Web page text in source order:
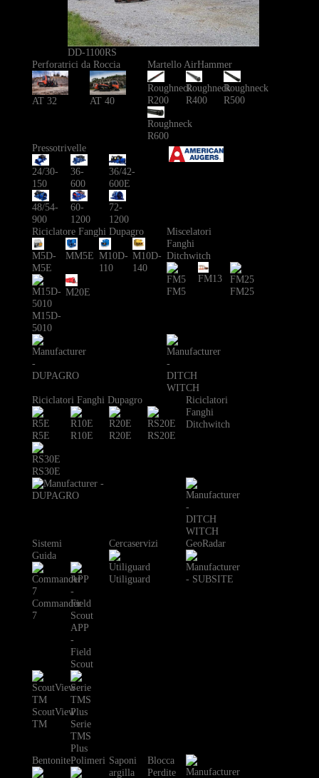
DD-1100RS
Perforatrici da Roccia
AT 32 AT 40
Martello AirHammer
Roughneck
R200
Roughneck
R400
Roughneck
R500
Roughneck
R600
Pressotrivelle
24/30-
150
36-
600
36/42-
600E
48/54-
900
60-
1200
72-
1200
Riciclatore Fanghi Dupagro
M5D-
M5E
MM5E M10D-
110
M10D-
140
M15D-
5010
M20E
Miscelatori
Fanghi
Ditchwitch
FM5
FM13
FM25
Riciclatori Fanghi Dupagro
R5E R10E R20E RS20E
RS30E
Riciclatori
Fanghi
Ditchwitch
Sistemi
Guida
Commander
7
APP
-
Field
Scout
ScoutView
TM
Serie
TMS
Plus
Cercaservizi
Utiliguard
GeoRadar
BentonitePolimeri Saponi
argilla
Blocca
Perdite